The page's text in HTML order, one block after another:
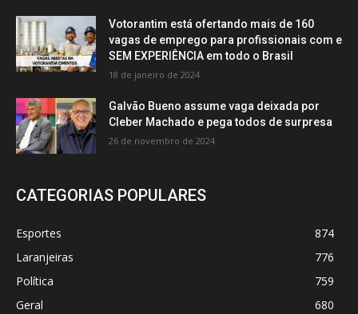
Votorantim está ofertando mais de 160
vagas de emprego para profissionais com e
SEM EXPERIÊNCIA em todo o Brasil
18 de janeiro de 2024
Galvão Bueno assume vaga deixada por
Cleber Machado e pega todos de surpresa
26 de novembro de 2024
CATEGORIAS POPULARES
Esportes
874
Laranjeiras
776
Política
759
Geral
680